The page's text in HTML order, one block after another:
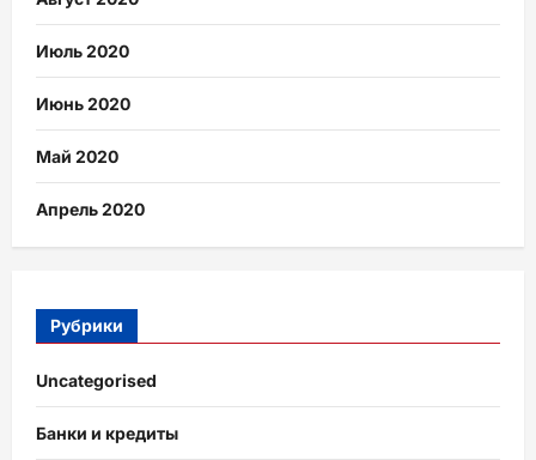
Июль 2020
Июнь 2020
Май 2020
Апрель 2020
Рубрики
Uncategorised
Банки и кредиты